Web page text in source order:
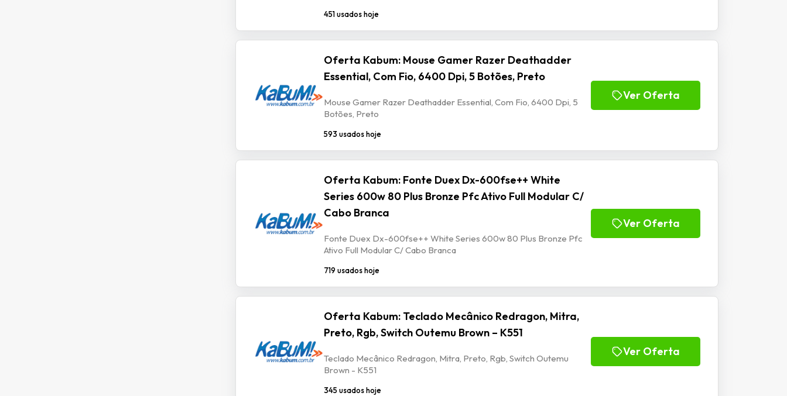
451 usados hoje
Oferta Kabum: Mouse Gamer Razer Deathadder
Essential, Com Fio, 6400 Dpi, 5 Botões, Preto
Mouse Gamer Razer Deathadder Essential, Com Fio, 6400 Dpi, 5
Botões, Preto
593 usados hoje
Ver Oferta
Oferta Kabum: Fonte Duex Dx-600fse++ White
Series 600w 80 Plus Bronze Pfc Ativo Full Modular C/
Cabo Branca
Fonte Duex Dx-600fse++ White Series 600w 80 Plus Bronze Pfc
Ativo Full Modular C/ Cabo Branca
719 usados hoje
Ver Oferta
Oferta Kabum: Teclado Mecânico Redragon, Mitra,
Preto, Rgb, Switch Outemu Brown – K551
Teclado Mecânico Redragon, Mitra, Preto, Rgb, Switch Outemu
Brown - K551
345 usados hoje
Ver Oferta